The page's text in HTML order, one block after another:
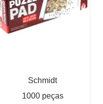
Schmidt
1000 peças